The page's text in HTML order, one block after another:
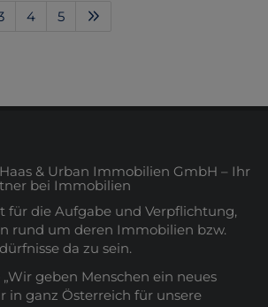
4 5
& Urban Immobilien GmbH – Ihr
bei Immobilien
für die Aufgabe und Verpflichtung,
rund um deren Immobilien bzw.
da zu sein.
geben Menschen ein neues
in ganz Österreich für unsere